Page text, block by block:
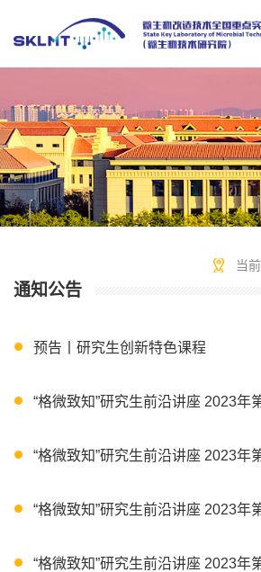
当
通知公告
预告丨研究生创新特色课程
“格微致知”研究生前沿讲座 2023年
“格微致知”研究生前沿讲座 2023年
“格微致知”研究生前沿讲座 2023年
“格微致知”研究生前沿讲座 2023年